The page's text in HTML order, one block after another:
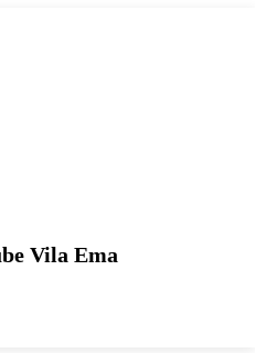
Vila Ema